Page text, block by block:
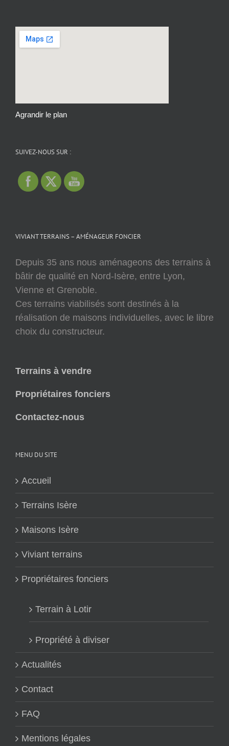
Agrandir le plan
SUIVEZ-NOUS SUR :
VIVIANT TERRAINS – AMÉNAGEUR FONCIER
Depuis 35 ans nous aménageons des terrains à
bâtir de qualité en Nord-Isère, entre Lyon,
Vienne et Grenoble.
Ces terrains viabilisés sont destinés à la
réalisation de maisons individuelles, avec le libre
choix du constructeur.
Terrains à vendre
Propriétaires fonciers
Contactez-nous
MENU DU SITE
Accueil
Terrains Isère
Maisons Isère
Viviant terrains
Propriétaires fonciers
Terrain à Lotir
Propriété à diviser
Actualités
Contact
FAQ
Mentions légales